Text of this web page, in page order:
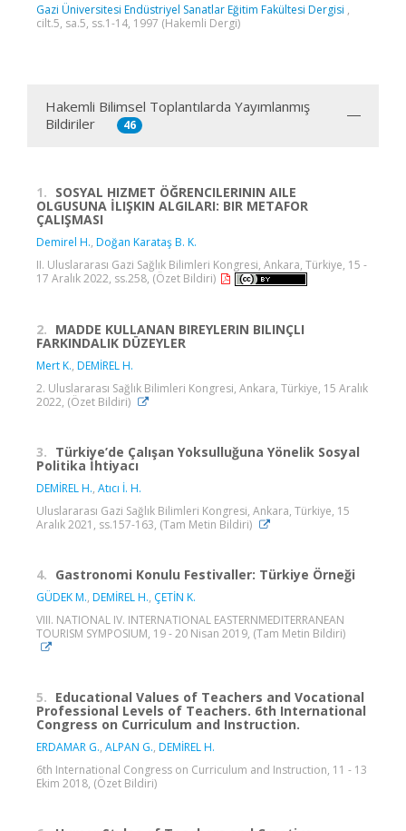
Gazi Üniversitesi Endüstriyel Sanatlar Eğitim Fakültesi Dergisi ,
cilt.5, sa.5, ss.1-14, 1997 (Hakemli Dergi)
Hakemli Bilimsel Toplantılarda Yayımlanmış
Bildiriler
46
1. SOSYAL HIZMET ÖĞRENCILERININ AILE
OLGUSUNA İLIŞKIN ALGILARI: BIR METAFOR
ÇALIŞMASI
Demirel H., Doğan Karataş B. K.
II. Uluslararası Gazi Sağlık Bilimleri Kongresi, Ankara, Türkiye, 15 -
17 Aralık 2022, ss.258, (Özet Bildiri)
2. MADDE KULLANAN BIREYLERIN BILINÇLI
FARKINDALIK DÜZEYLER
Mert K., DEMİREL H.
2. Uluslararası Sağlık Bilimleri Kongresi, Ankara, Türkiye, 15 Aralık
2022, (Özet Bildiri)
3. Türkiye’de Çalışan Yoksulluğuna Yönelik Sosyal
Politika İhtiyacı
DEMİREL H., Atıcı İ. H.
Uluslararası Gazi Sağlık Bilimleri Kongresi, Ankara, Türkiye, 15
Aralık 2021, ss.157-163, (Tam Metin Bildiri)
4. Gastronomi Konulu Festivaller: Türkiye Örneği
GÜDEK M., DEMİREL H., ÇETİN K.
VIII. NATIONAL IV. INTERNATIONAL EASTERNMEDITERRANEAN
TOURISM SYMPOSIUM, 19 - 20 Nisan 2019, (Tam Metin Bildiri)
5. Educational Values of Teachers and Vocational
Professional Levels of Teachers. 6th International
Congress on Curriculum and Instruction.
ERDAMAR G., ALPAN G., DEMİREL H.
6th International Congress on Curriculum and Instruction, 11 - 13
Ekim 2018, (Özet Bildiri)